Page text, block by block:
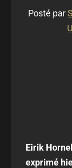
Posté par
Eirik
exprimé